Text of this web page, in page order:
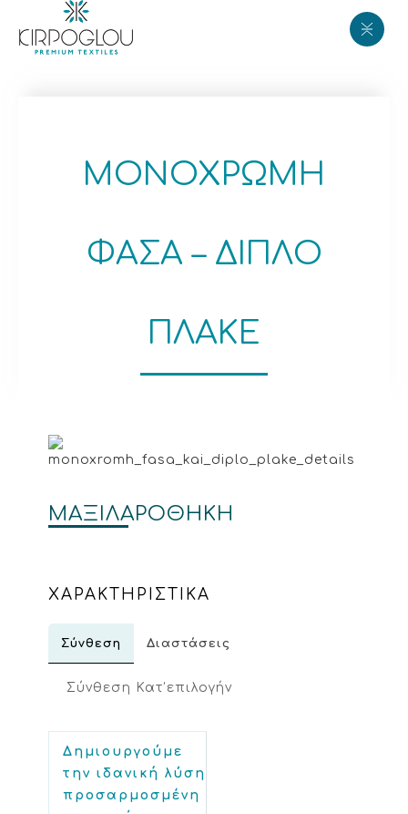
ΜΟΝΟΧΡΩΜΗ
ΦΑΣΑ – ΔΙΠΛO
ΠΛΑΚΕ
ΜΑΞΙΛΑΡΟΘΗΚΗ
ΧΑΡΑΚΤΗΡΙΣΤΙΚΑ
Σύνθεση Διαστάσεις
Σύνθεση Κατ’επιλογήν
Δημιουργούμε
την ιδανική λύση
προσαρμοσμένη